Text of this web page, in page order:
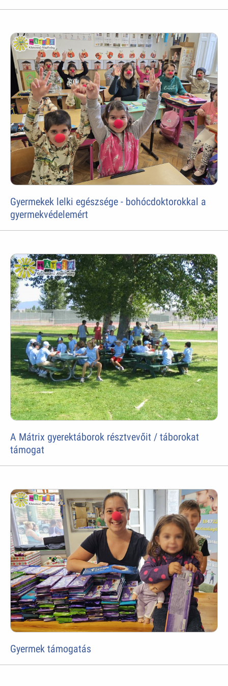
Gyermekek lelki egészsége - bohócdoktorokkal a
gyermekvédelemért
A Mátrix gyerektáborok résztvevőit / táborokat
támogat
Gyermek támogatás